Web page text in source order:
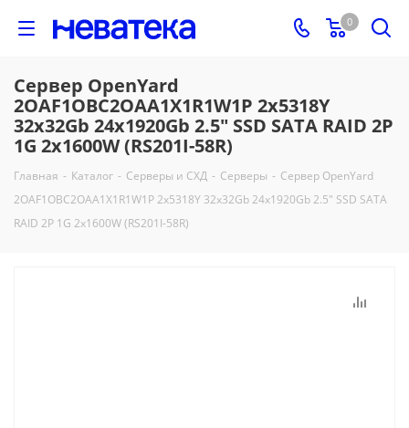
0
Сервер OpenYard
2OAF1OBC2OAA1X1R1W1P 2x5318Y
32x32Gb 24x1920Gb 2.5" SSD SATA RAID 2P
1G 2x1600W (RS201I-58R)
Главная - Каталог - Серверы и СХД - Серверы - Сервер OpenYard
2OAF1OBC2OAA1X1R1W1P 2x5318Y 32x32Gb 24x1920Gb 2.5" SSD SATA
RAID 2P 1G 2x1600W (RS201I-58R)